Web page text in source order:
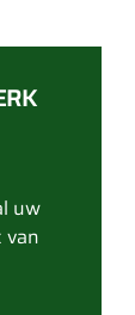
uw
van